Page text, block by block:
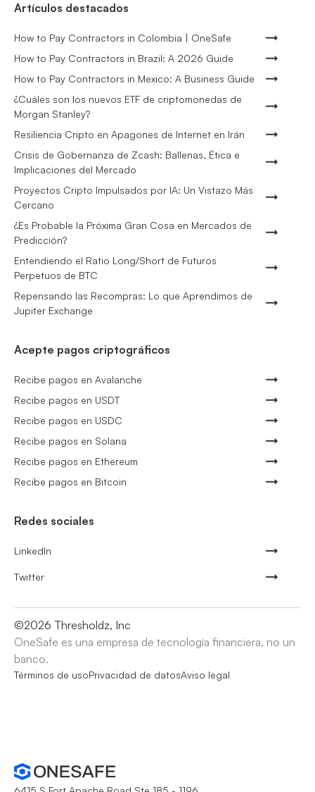
Artículos destacados
How to Pay Contractors in Colombia | OneSafe
How to Pay Contractors in Brazil: A 2026 Guide
How to Pay Contractors in Mexico: A Business Guide
¿Cuáles son los nuevos ETF de criptomonedas de
Morgan Stanley?
Resiliencia Cripto en Apagones de Internet en Irán
Crisis de Gobernanza de Zcash: Ballenas, Ética e
Implicaciones del Mercado
Proyectos Cripto Impulsados por IA: Un Vistazo Más
Cercano
¿Es Probable la Próxima Gran Cosa en Mercados de
Predicción?
Entendiendo el Ratio Long/Short de Futuros
Perpetuos de BTC
Repensando las Recompras: Lo que Aprendimos de
Jupiter Exchange
Acepte pagos criptográficos
Recibe pagos en Avalanche
Recibe pagos en USDT
Recibe pagos en USDC
Recibe pagos en Solana
Recibe pagos en Ethereum
Recibe pagos en Bitcoin
Redes sociales
LinkedIn
Twitter
©2026 Thresholdz, Inc
OneSafe es una empresa de tecnología financiera, no un
banco.
Términos de usoPrivacidad de datosAviso legal